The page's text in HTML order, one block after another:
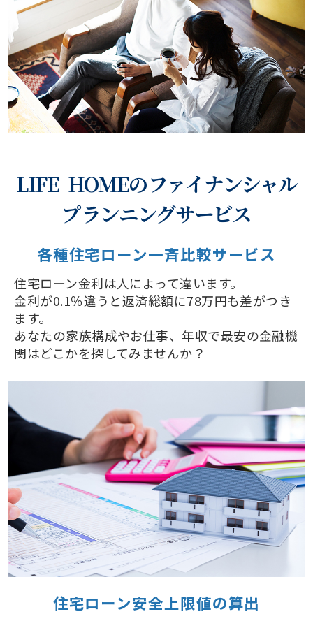
LIFE HOMEのファイナンシャル
プランニングサービス
各種住宅ローン一斉比較サービス
住宅ローン金利は人によって違います。
金利が0.1％違うと返済総額に78万円も差がつき
ます。
あなたの家族構成やお仕事、年収で最安の金融機
関はどこかを探してみませんか？
住宅ローン安全上限値の算出